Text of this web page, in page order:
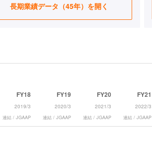
長期業績データ（45年）を開く
FY18
2019/3
連結 / JGAAP
FY19
2020/3
連結 / JGAAP
FY20
2021/3
連結 / JGAAP
FY21
2022/3
連結 / JGAAP